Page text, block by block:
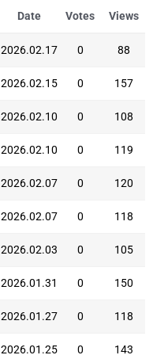
Date Votes Views
2026.02.17 0 88
2026.02.15 0 157
2026.02.10 0 108
2026.02.10 0 119
2026.02.07 0 120
2026.02.07 0 118
2026.02.03 0 105
2026.01.31 0 150
2026.01.27 0 118
2026.01.25 0 143